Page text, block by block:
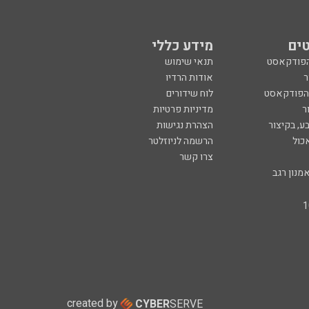
מידע כללי
תנאי שימוש
אודות הרדיו
הפודקאסט
לוח שידורים
מדיניות פרטיות
בקיצור
הצהרת נגישות
הרשמה לניוזלטר
צרו קשר
רגב
created by CYBERSERVE